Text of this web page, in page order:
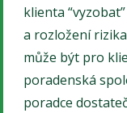
klienta
a rozložení
může být pro
poradenská
poradce